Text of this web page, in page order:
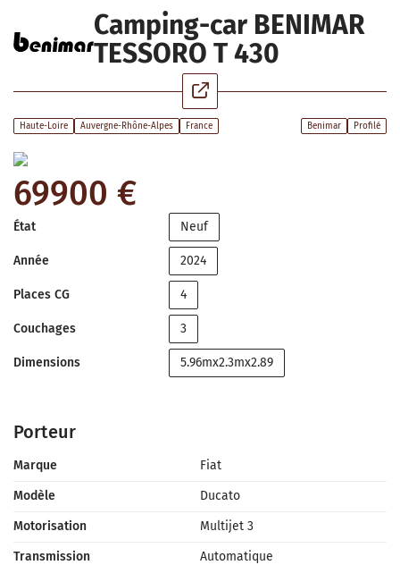
Camping-car BENIMAR
TESSORO T 430
Haute-Loire Auvergne-Rhône-Alpes France Benimar Profilé
69900 €
État Neuf
Année 2024
Places CG 4
Couchages 3
Dimensions 5.96mx2.3mx2.89
Porteur
Marque
Fiat
Modèle
Ducato
Motorisation
Multijet 3
Transmission
Automatique